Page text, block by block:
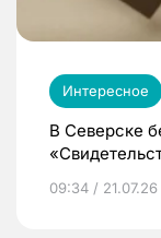
Интересное
В Северске
09:34 / 21.07.26